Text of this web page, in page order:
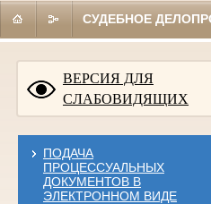
СУДЕБНОЕ
ВЕРСИЯ ДЛЯ
СЛАБОВИДЯЩИХ
ПОДАЧА
ПРОЦЕССУАЛЬНЫХ
ДОКУМЕНТОВ В
ЭЛЕКТРОННОМ ВИДЕ